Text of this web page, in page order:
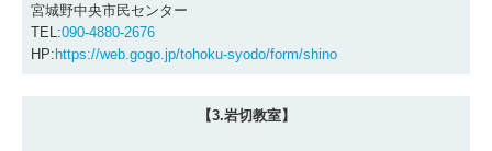
宮城野中央市民センター
TEL:090-4880-2676
HP:https://web.gogo.jp/tohoku-syodo/form/shino
【3.岩切教室】